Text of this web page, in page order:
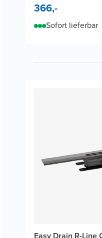
366,-
Sofort lieferbar